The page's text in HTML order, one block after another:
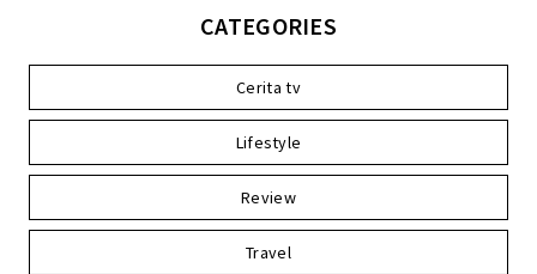
CATEGORIES
Cerita tv
Lifestyle
Review
Travel